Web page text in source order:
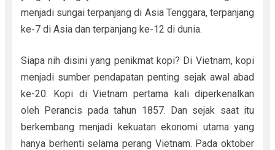
menjadi sungai terpanjang di Asia Tenggara, terpanjang
ke-7 di Asia dan terpanjang ke-12 di dunia.
Siapa nih disini yang penikmat kopi? Di Vietnam, kopi
menjadi sumber pendapatan penting sejak awal abad
ke-20. Kopi di Vietnam pertama kali diperkenalkan
oleh Perancis pada tahun 1857. Dan sejak saat itu
berkembang menjadi kekuatan ekonomi utama yang
hanya berhenti selama perang Vietnam. Pada oktober